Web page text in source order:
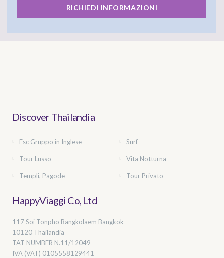
RICHIEDI INFORMAZIONI
Discover Thailandia
Esc Gruppo in Inglese Surf
Tour Lusso Vita Notturna
Templi, Pagode Tour Privato
HappyViaggi Co, Ltd
117 Soi Tonpho Bangkolaem Bangkok
10120 Thailandia
TAT NUMBER N.11/12049
IVA (VAT) 0105558129441